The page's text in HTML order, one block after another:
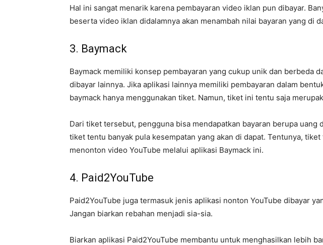
Hal ini sangat menarik karena pembayaran video iklan pun dibayar.
beserta video iklan didalamnya akan menambah nilai bayaran yang di
3. Baymack
Baymack memiliki konsep pembayaran yang cukup unik dan berbeda
dibayar lainnya. Jika aplikasi lainnya memiliki pembayaran dalam
baymack hanya menggunakan tiket. Namun, tiket ini tentu saja
Dari tiket tersebut, pengguna bisa mendapatkan bayaran berupa uang
tiket tentu banyak pula kesempatan yang akan di dapat. Tentunya,
menonton video YouTube melalui aplikasi Baymack ini.
4. Paid2YouTube
Paid2YouTube juga termasuk jenis aplikasi nonton YouTube dibayar
Jangan biarkan rebahan menjadi sia-sia.
Biarkan aplikasi Paid2YouTube membantu untuk menghasilkan lebih